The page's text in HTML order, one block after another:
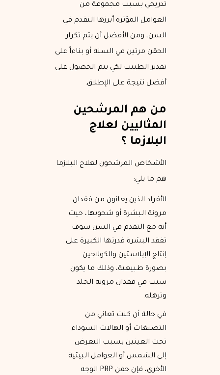
تدريجي بسبب مجموعة من
العوامل المؤثرة أبرزها التقدم في
السن، ومن الأفضل أن يتم تكرار
الحقن مرتين في السنة أو بناءاً على
تقدير الطبيب لكي يتم الحصول على
أفضل نتيجة على الإطلاق.
من هم المرشحين
المثاليين لعلاج
البلازما ؟
الأشخاص المرشحون لعلاج البلازما
هم ما يلي:
الأفراد الذين يعانون من فقدان
مرونة البشرة أو شحوبها، حيث
أنه مع التقدم في السن سوف
تفقد البشرة قدرتها الكبيرة على
إنتاج الإيلاستين والكولاجين
بصورة طبيعية، وذلك ما يكون
سبب في فقدان مرونة الجلد
وترهله.
في حالة أن كنت تعاني من
التصبغات أو الهالات السوداء
تحت العينين بسبب التعرض
إلى الشمس أو العوامل البيئية
الأخرى، فإن حقن PRP الوجه